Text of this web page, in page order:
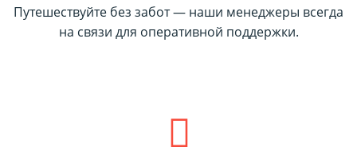
Путешествуйте без забот — наши менеджеры всегда
на связи для оперативной поддержки.